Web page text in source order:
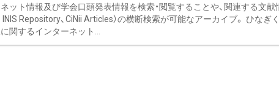
ット情報及び学会口頭発表情報を検索・閲覧することや、関連する文献
INIS Repository、CiNii Articles）の横断検索が可能なアーカイブ。 ひなぎ
関するインターネット...